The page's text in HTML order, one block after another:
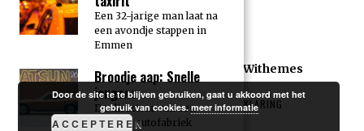
All rights reserved. Designed by Withemes
COOKIEVERKLARING PRIVACYVERKLARING
Een 32-jarige man laat na
een avondje stappen in
Emmen
Broodje aap: Snelle
jongens
De directeur van een
Japanse autofabriek
Door de site te te blijven gebruiken, gaat u akkoord met het
gebruik van cookies.meer informatie
ACCEPTEREN